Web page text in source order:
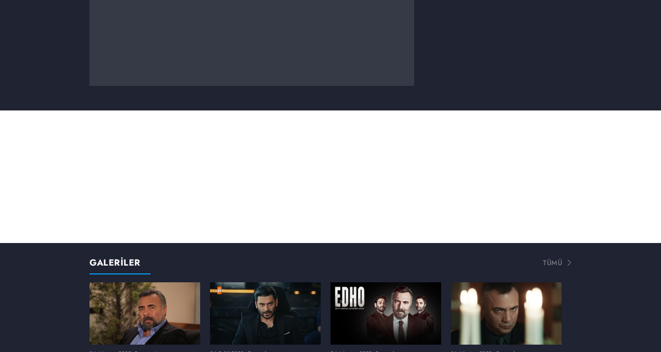
GALERİLER TÜMÜ